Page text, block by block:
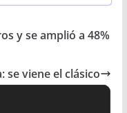
ry se amplió a 48%
se viene el clásico